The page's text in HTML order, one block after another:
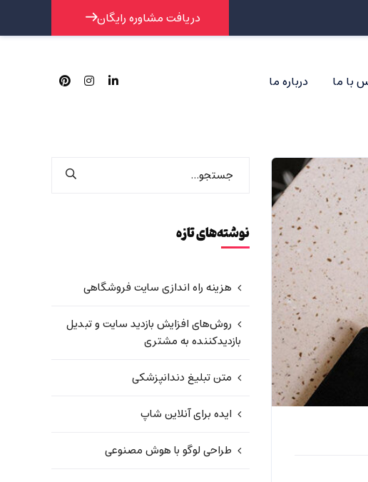
دریافت مشاوره رایگان
با ما درباره ما
نوشته‌های تازه
هزینه راه اندازی سایت فروشگاهی
روش‌های افزایش بازدید سایت و تبدیل
بازدیدکننده به مشتری
متن تبلیغ دندانپزشکی
ایده برای آنلاین شاپ
طراحی لوگو با هوش مصنوعی